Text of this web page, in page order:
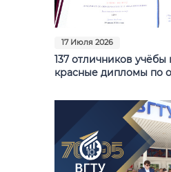
17 Июля 2026
137 отличников учёбы
красные дипломы по